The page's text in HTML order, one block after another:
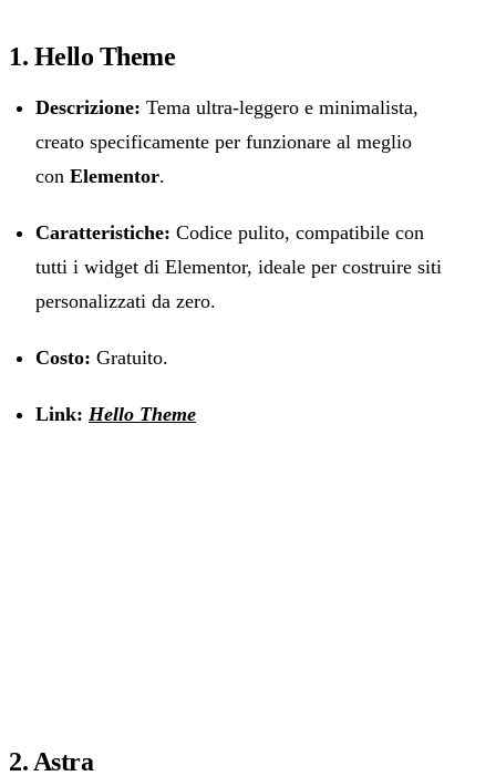
1. Hello Theme
Descrizione: Tema ultra-leggero e minimalista,
creato specificamente per funzionare al meglio
con Elementor.
Caratteristiche: Codice pulito, compatibile con
tutti i widget di Elementor, ideale per costruire siti
personalizzati da zero.
Costo: Gratuito.
Link: Hello Theme
2. Astra